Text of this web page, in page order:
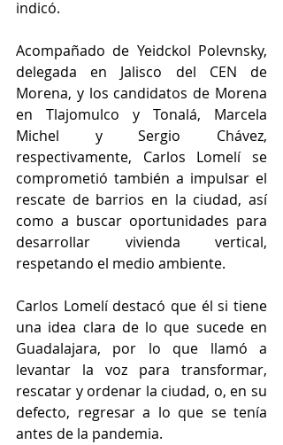
indicó.
Acompañado de Yeidckol Polevnsky,
delegada en Jalisco del CEN de
Morena, y los candidatos de Morena
en Tlajomulco y Tonalá, Marcela
Michel y Sergio Chávez,
respectivamente, Carlos Lomelí se
comprometió también a impulsar el
rescate de barrios en la ciudad, así
como a buscar oportunidades para
desarrollar vivienda vertical,
respetando el medio ambiente.
Carlos Lomelí destacó que él si tiene
una idea clara de lo que sucede en
Guadalajara, por lo que llamó a
levantar la voz para transformar,
rescatar y ordenar la ciudad, o, en su
defecto, regresar a lo que se tenía
antes de la pandemia.